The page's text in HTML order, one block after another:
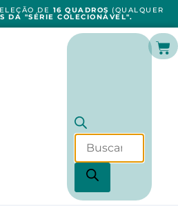
DE 16 QUADROS (QUALQUER
DA "SÉRIE COLECIONÁVEL".